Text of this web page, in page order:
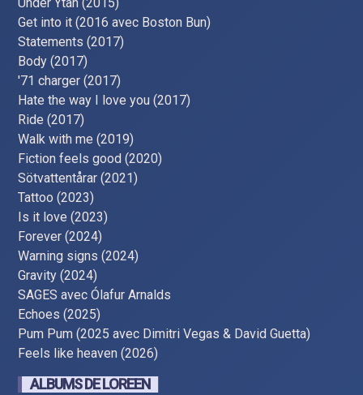
Get into it (2016 avec Boston Bun)
Statements (2017)
Body (2017)
'71 charger (2017)
Hate the way I love you (2017)
Ride (2017)
Walk with me (2019)
Fiction feels good (2020)
Sötvattentårar (2021)
Tattoo (2023)
Is it love (2023)
Forever (2024)
Warning signs (2024)
Gravity (2024)
SAGES avec Ólafur Arnalds
Echoes (2025)
Pum Pum (2025 avec Dimitri Vegas & David Guetta)
Feels like heaven (2026)
ALBUMS DE LOREEN